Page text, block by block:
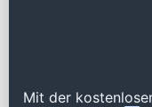
Mit der